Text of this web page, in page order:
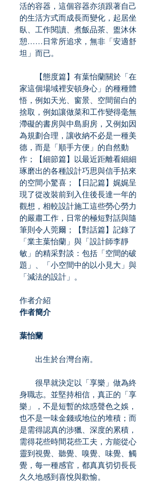
活的容器，這個容器亦須跟著自己
的生活方式而成長而變化，起居坐
臥、工作閱讀、煮飯品茶、盥沐休
憩……日常所追求，無非「安適舒
坦」而已。
【態度篇】有葉怡蘭關於「在
家這個場域裡安頓身心」的種種體
悟，例如天光、窗景、空間留白的
捨取，例如讓做菜和工作變得毫無
滯礙的書房與中島廚房，又例如因
為規劃合理，讓收納不必是一種美
德，而是「順手方便」的自然動
作；【細節篇】以最近距離看細細
琢磨出的各種設計巧思與信手拈來
的空間小驚喜；【日記篇】娓娓呈
現了從改裝前到入住後長達一年的
觀想，相較設計施工這些勞心勞力
的嚴肅工作，日常的極短對話與隨
筆則令人莞爾；【對話篇】記錄了
「業主葉怡蘭」與「設計師李靜
敏」的精采對談：包括「空間的破
題」、「小空間中的以小見大」與
「減法的設計」。
作者介紹
作者簡介
葉怡蘭
出生於台灣台南。
很早就決定以「享樂」做為終
身職志。並堅持相信，真正的「享
樂」，不是短暫的炫惑聲色之娛，
也不是一味金錢或地位的堆積；而
是需得認真的涉獵、深度的累積，
需得花些時間花些工夫，方能從心
靈到視覺、聽覺、嗅覺、味覺、觸
覺，每一種感官，都真真切切長長
久久地感到喜悅與歡愉。